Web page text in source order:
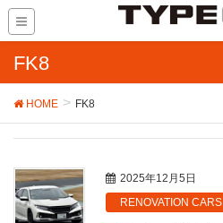
FK8
HOME FK8
2025年12月5日
RENOVATION CARS